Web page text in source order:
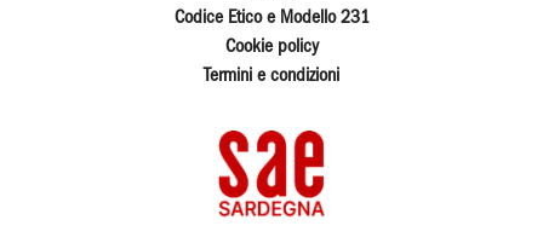
Codice Etico e Modello 231
Cookie policy
Termini e condizioni